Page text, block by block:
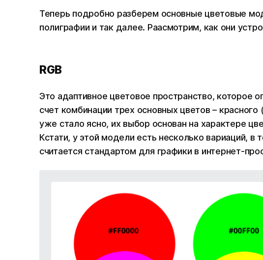
Теперь подробно разберем основные цветовые
полиграфии и так далее. Раасмотрим, как они
RGB
Это адаптивное цветовое пространство, которое
счет комбинации трех основных цветов –
уже стало ясно, их выбор основан на характере
Кстати, у этой модели есть несколько вариаций, в
считается стандартом для графики в интернет-